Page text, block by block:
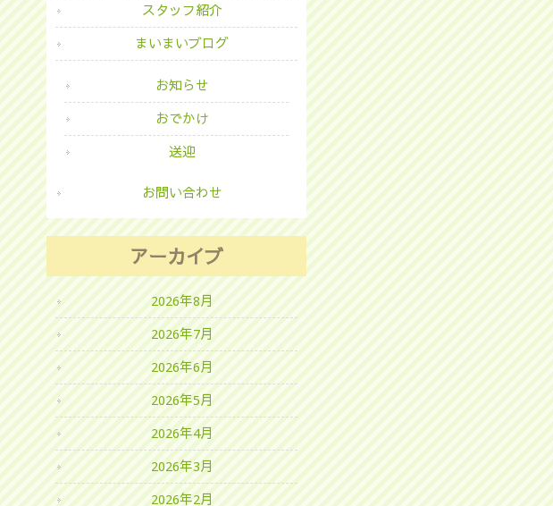
スタッフ紹介
まいまいブログ
お知らせ
おでかけ
送迎
お問い合わせ
アーカイブ
2026年8月
2026年7月
2026年6月
2026年5月
2026年4月
2026年3月
2026年2月